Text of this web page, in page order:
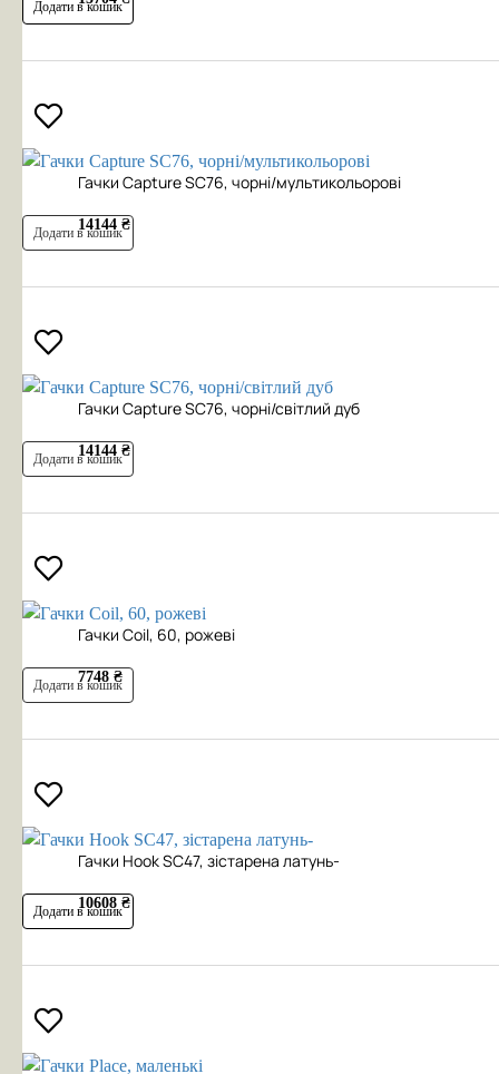
Додати в кошик
Гачки Capture SC76, чорні/мультикольорові
14144 ₴
Додати в кошик
Гачки Capture SC76, чорні/світлий дуб
14144 ₴
Додати в кошик
Гачки Coil, 60, рожеві
7748 ₴
Додати в кошик
Гачки Hook SC47, зістарена латунь-
10608 ₴
Додати в кошик